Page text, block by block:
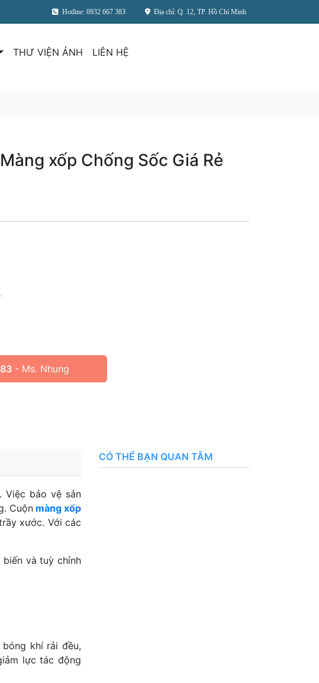
Hotline: 0932 667 383 Địa chỉ: Q. 12, TP. Hồ Chí Minh
THƯ VIỆN ẢNH LIÊN HỆ
xốp Chống Sốc Giá Rẻ
- Ms. Nhung
Việc bảo vệ sản
Cuộnmàng xốp
xước. Với các
và tuỳ chỉnh
khí rải đều,
lực tác động
CÓ THỂ BẠN QUAN TÂM